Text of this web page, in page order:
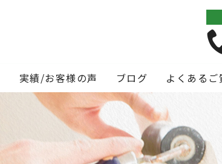
実績/お客様の声 ブログ よくあるご